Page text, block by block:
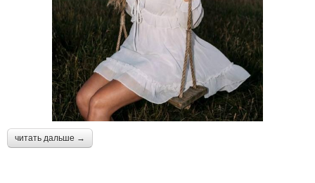
читать дальше →